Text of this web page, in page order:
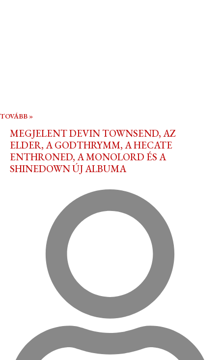
TOVÁBB »
MEGJELENT DEVIN TOWNSEND, AZ
ELDER, A GODTHRYMM, A HECATE
ENTHRONED, A MONOLORD ÉS A
SHINEDOWN ÚJ ALBUMA